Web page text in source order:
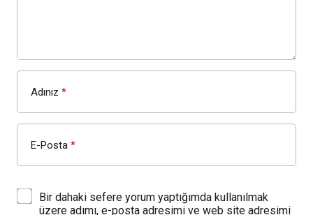
Adınız *
E-Posta *
Bir dahaki sefere yorum yaptığımda kullanılmak
üzere adımı, e-posta adresimi ve web site adresimi